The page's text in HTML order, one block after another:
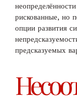
рискованные, но
опции развития
предсказуемых